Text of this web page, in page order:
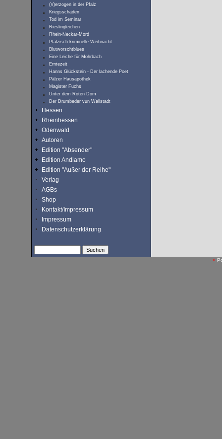
(V)erzogen in der Pfalz
Kriegsschäden
Tod im Seminar
Rieslingleichen
Rhein-Neckar-Mord
Pfälzisch kriminelle Weihnacht
Blutworschtblues
Eine Leiche für Mohrbach
Erntezeit
Hanns Glückstein - Der lachende Poet
Pälzer Hausapothek
Magister Fuchs
Unter dem Roten Dom
Der Drumbeder vun Wallstadt
Hessen
Rheinhessen
Odenwald
Autoren
Edition "Absender"
Edition Andiamo
Edition "Außer der Reihe"
Verlag
AGBs
Shop
Kontakt/Impressum
Impressum
Datenschutzerklärung
<